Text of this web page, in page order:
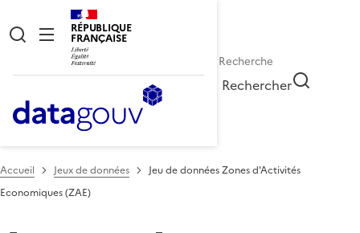
RÉPUBLIQUE
FRANÇAISE
Rechercher
Accueil Jeux de données
Jeu de données Zones d'Activités
Economiques (ZAE)